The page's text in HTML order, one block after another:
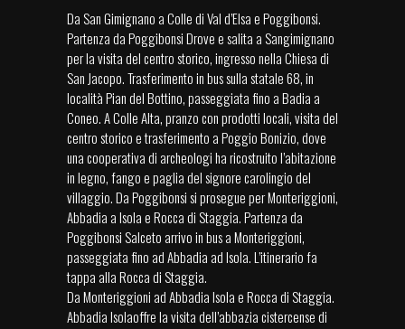
Da San Gimignano a Colle di Val d’Elsa e Poggibonsi.
Partenza da Poggibonsi Drove e salita a Sangimignano
per la visita del centro storico, ingresso nella Chiesa di
San Jacopo. Trasferimento in bus sulla statale 68, in
località Pian del Bottino, passeggiata fino a Badia a
Coneo. A Colle Alta, pranzo con prodotti locali, visita del
centro storico e trasferimento a Poggio Bonizio, dove
una cooperativa di archeologi ha ricostruito l’abitazione
in legno, fango e paglia del signore carolingio del
villaggio. Da Poggibonsi si prosegue per Monteriggioni,
Abbadia a Isola e Rocca di Staggia. Partenza da
Poggibonsi Salceto arrivo in bus a Monteriggioni,
passeggiata fino ad Abbadia ad Isola. L’itinerario fa
tappa alla Rocca di Staggia.
Da Monteriggioni ad Abbadia Isola e Rocca di Staggia.
Abbadia Isolaoffre la visita dell’abbazia cistercense di